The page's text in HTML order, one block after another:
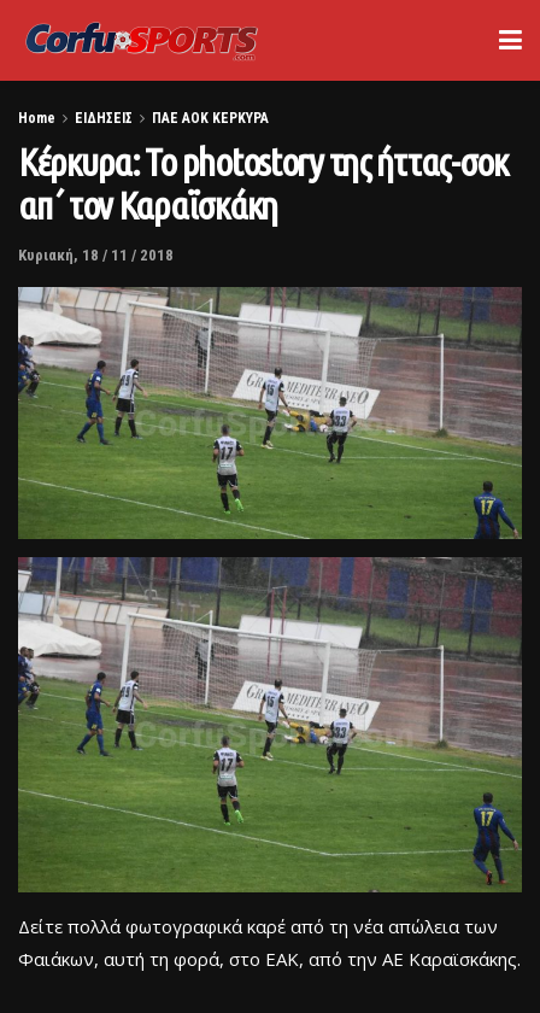
Home ΕΙΔΗΣΕΙΣ ΠΑΕ ΑΟΚ ΚΕΡΚΥΡΑ
Κέρκυρα: Το photostory της ήττας-σοκ
απ΄ τον Καραϊσκάκη
Κυριακή, 18 / 11 / 2018
Δείτε πολλά φωτογραφικά καρέ από τη νέα απώλεια των
Φαιάκων, αυτή τη φορά, στο ΕΑΚ, από την ΑΕ Καραϊσκάκης.